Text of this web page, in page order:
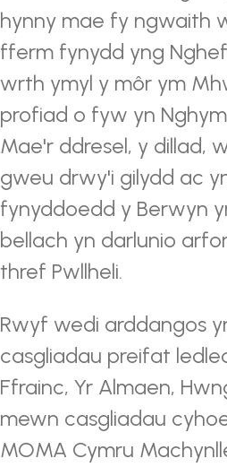
hynny mae fy ngwaith
fferm fynydd yng
wrth ymyl y môr ym
profiad o fyw yn
Mae'r ddresel, y dillad,
gweu drwy'i gilydd ac
fynyddoedd y Berwyn
bellach yn darlunio
thref Pwllheli.
Rwyf wedi arddangos
casgliadau preifat
Ffrainc, Yr Almaen,
mewn casgliadau
MOMA Cymru